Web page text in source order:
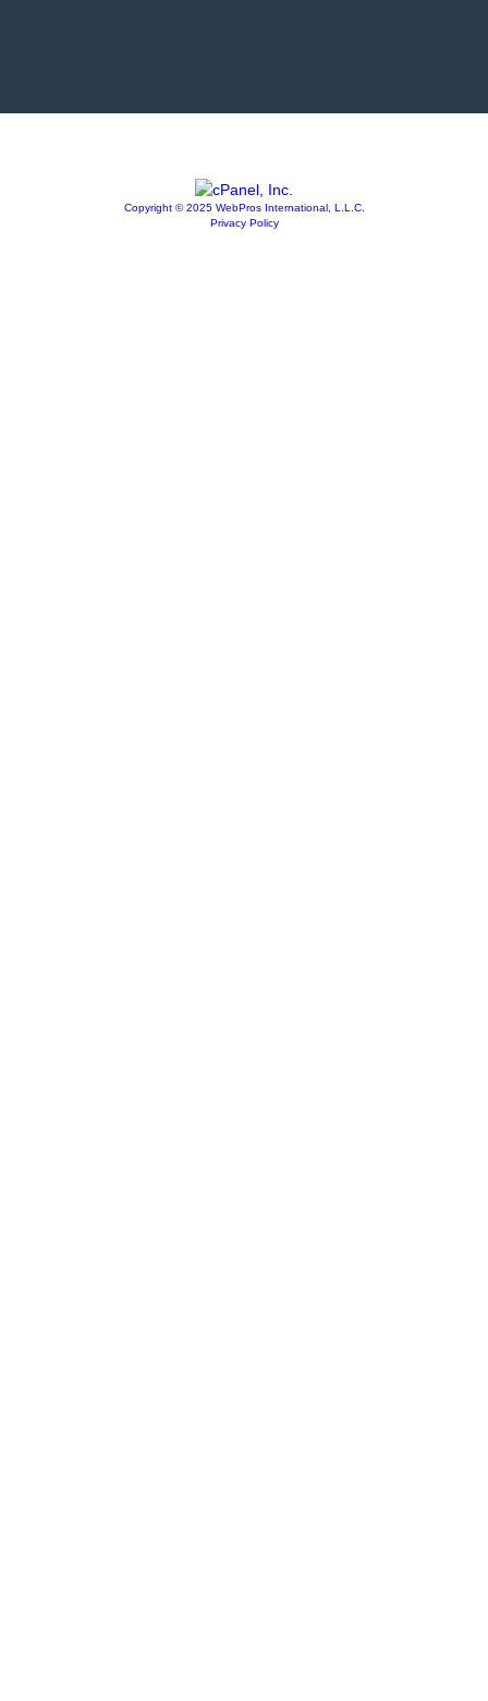
Copyright © 2025 WebPros International, L.L.C.
Privacy Policy